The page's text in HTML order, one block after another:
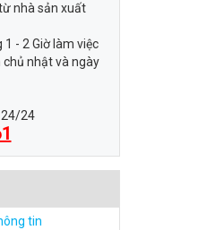
nhà sản xuất
- 2 Giờ làm việc
nhật và ngày
24
tin